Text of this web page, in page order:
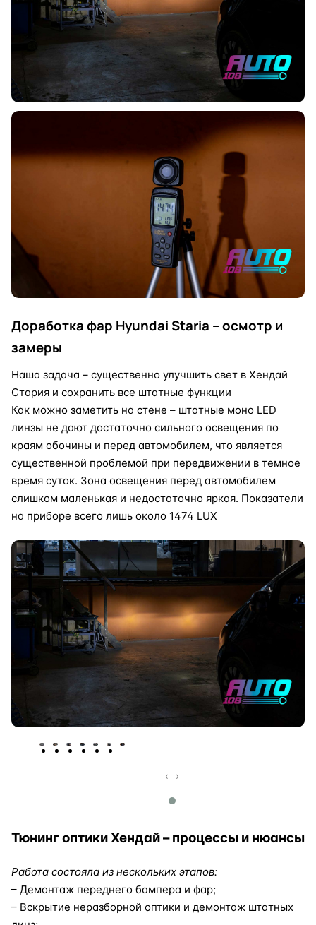
Доработка фар Hyundai Staria – осмотр и
замеры
Наша задача – существенно улучшить свет в Хендай
Стария и сохранить все штатные функции
Как можно заметить на стене – штатные моно LED
линзы не дают достаточно сильного освещения по
краям обочины и перед автомобилем, что является
существенной проблемой при передвижении в темное
время суток. Зона освещения перед автомобилем
слишком маленькая и недостаточно яркая. Показатели
на приборе всего лишь около 1474 LUX
‹ ›
Тюнинг оптики Хендай – процессы и нюансы
Работа состояла из нескольких этапов:
– Демонтаж переднего бампера и фар;
– Вскрытие неразборной оптики и демонтаж штатных